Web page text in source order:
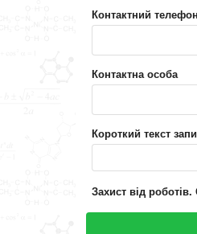
Контактний телефон
Контактна особа
Короткий текст
Захист від